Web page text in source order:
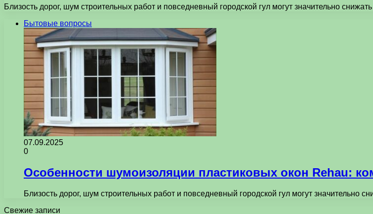
Близость дорог, шум строительных работ и повседневный городской гул могут значительно
Бытовые вопросы
07.09.2025
0
Особенности шумоизоляции пластиковых окон Rehau:
Близость дорог, шум строительных работ и повседневный городской гул могут значительно
Свежие записи